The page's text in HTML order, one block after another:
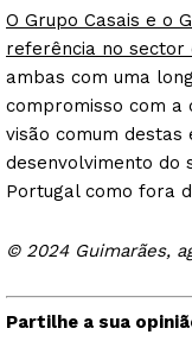
O Grupo Casais e o
referência no sector
ambas com uma
compromisso com a
visão comum
desenvolvimento do
Portugal como fora
© 2024 Guimarães,
Partilhe a sua